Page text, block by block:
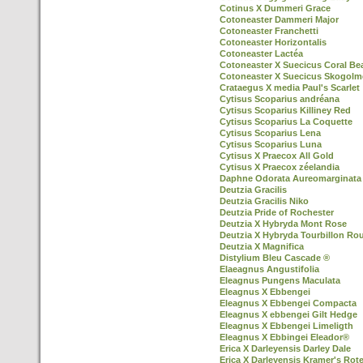
Cotinus X Dummeri Grace
Cotoneaster Dammeri Major
Cotoneaster Franchetti
Cotoneaster Horizontalis
Cotoneaster Lactéa
Cotoneaster X Suecicus Coral
Cotoneaster X Suecicus
Crataegus X media Paul's Scarlet
Cytisus Scoparius andréana
Cytisus Scoparius Killiney Red
Cytisus Scoparius La Coquette
Cytisus Scoparius Lena
Cytisus Scoparius Luna
Cytisus X Praecox All Gold
Cytisus X Praecox zéelandia
Daphne Odorata Aureomarginata
Deutzia Gracilis
Deutzia Gracilis Niko
Deutzia Pride of Rochester
Deutzia X Hybryda Mont Rose
Deutzia X Hybryda Tourbillon
Deutzia X Magnifica
Distylium Bleu Cascade ®
Elaeagnus Angustifolia
Eleagnus Pungens Maculata
Eleagnus X Ebbengei
Eleagnus X Ebbengei Compacta
Eleagnus X ebbengei Gilt Hedge
Eleagnus X Ebbengei Limeligth
Eleagnus X Ebbingei Eleador®
Erica X Darleyensis Darley Dale
Erica X Darleyensis Kramer's Rote